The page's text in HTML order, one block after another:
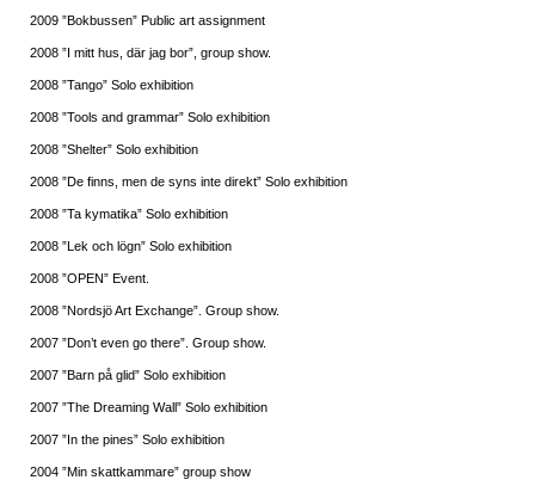
2009 ”Bokbussen” Public art assignment
2008 ”I mitt hus, där jag bor”, group show.
2008 ”Tango” Solo exhibition
2008 ”Tools and grammar” Solo exhibition
2008 ”Shelter” Solo exhibition
2008 ”De finns, men de syns inte direkt” Solo exhibition
2008 ”Ta kymatika” Solo exhibition
2008 ”Lek och lögn” Solo exhibition
2008 ”OPEN” Event.
2008 ”Nordsjö Art Exchange”. Group show.
2007 ”Don’t even go there”. Group show.
2007 ”Barn på glid” Solo exhibition
2007 ”The Dreaming Wall” Solo exhibition
2007 ”In the pines” Solo exhibition
2004 ”Min skattkammare” group show